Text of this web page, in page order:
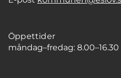
Öppettider
måndag–fredag: 8.00–16.30